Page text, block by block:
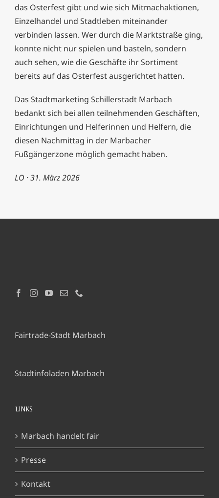
das Osterfest gibt und wie sich Mitmachaktionen,
Einzelhandel und Stadtleben miteinander
verbinden lassen. Wer durch die Marktstraße ging,
konnte nicht nur spielen und basteln, sondern
auch sehen, wie die Geschäfte ihr Sortiment
bereits auf das Osterfest ausgerichtet hatten.
Das Stadtmarketing Schillerstadt Marbach
bedankt sich bei allen teilnehmenden Geschäften,
Einrichtungen und Helferinnen und Helfern, die
diesen Nachmittag in der Marbacher
Fußgängerzone möglich gemacht haben.
LO · 31. März 2026
Fairtrade-Stadt Marbach
Stadtinfoladen Marbach
LINKS
Marbach handelt fair
Presse
Kontakt